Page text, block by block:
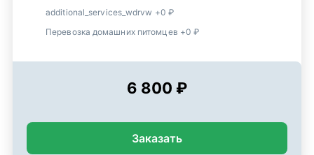
additional_services_wdrvw +0 ₽
Перевозка домашних питомцев +0 ₽
6 800 ₽
Заказать